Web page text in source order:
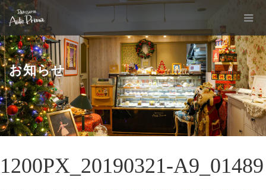
お知らせ
1200PX_20190321-A9_01489